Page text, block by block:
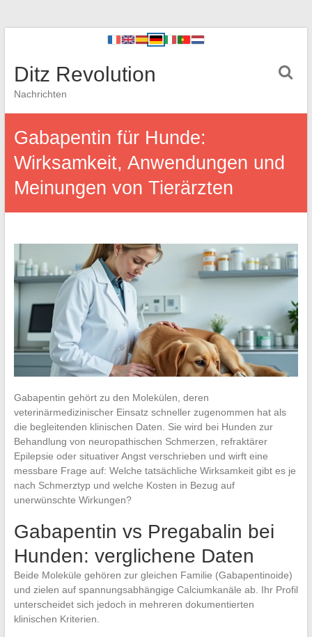
Ditz Revolution
Nachrichten
Gabapentin für Hunde:
Wirksamkeit, Anwendungen und
Meinungen von Tierärzten
Gabapentin gehört zu den Molekülen, deren
veterinärmedizinischer Einsatz schneller zugenommen hat als
die begleitenden klinischen Daten. Sie wird bei Hunden zur
Behandlung von neuropathischen Schmerzen, refraktärer
Epilepsie oder situativer Angst verschrieben und wirft eine
messbare Frage auf: Welche tatsächliche Wirksamkeit gibt es je
nach Schmerztyp und welche Kosten in Bezug auf
unerwünschte Wirkungen?
Gabapentin vs Pregabalin bei
Hunden: verglichene Daten
Beide Moleküle gehören zur gleichen Familie (Gabapentinoide)
und zielen auf spannungsabhängige Calciumkanäle ab. Ihr Profil
unterscheidet sich jedoch in mehreren dokumentierten
klinischen Kriterien.